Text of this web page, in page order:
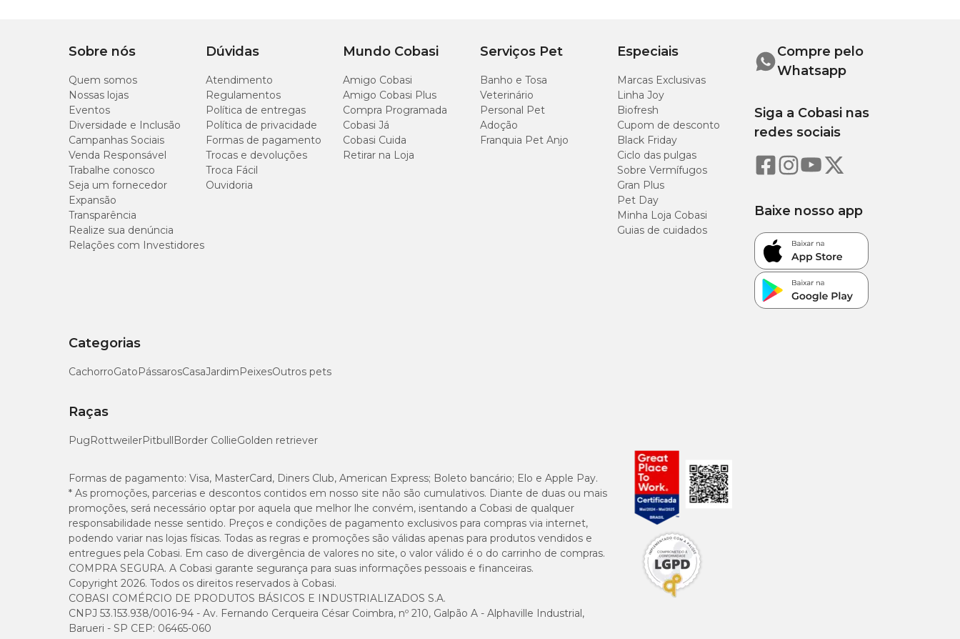
Sobre nós
Quem somos
Nossas lojas
Eventos
Diversidade e Inclusão
Campanhas Sociais
Venda Responsável
Trabalhe conosco
Seja um fornecedor
Expansão
Transparência
Realize sua denúncia
Relações com Investidores
Dúvidas
Atendimento
Regulamentos
Política de entregas
Política de privacidade
Formas de pagamento
Trocas e devoluções
Troca Fácil
Ouvidoria
Mundo Cobasi
Amigo Cobasi
Amigo Cobasi Plus
Compra Programada
Cobasi Já
Cobasi Cuida
Retirar na Loja
Serviços Pet
Banho e Tosa
Veterinário
Personal Pet
Adoção
Franquia Pet Anjo
Especiais
Marcas Exclusivas
Linha Joy
Biofresh
Cupom de desconto
Black Friday
Ciclo das pulgas
Sobre Vermífugos
Gran Plus
Pet Day
Minha Loja Cobasi
Guias de cuidados
Categorias
CachorroGatoPássarosCasaJardimPeixesOutros pets
Raças
PugRottweilerPitbullBorder CollieGolden retriever
Compre pelo
Whatsapp
Siga a Cobasi nas
redes sociais
Baixe nosso app
Formas de pagamento: Visa, MasterCard, Diners Club, American Express; Boleto bancário; Elo e Apple Pay.
* As promoções, parcerias e descontos contidos em nosso site não são cumulativos. Diante de duas ou mais
promoções, será necessário optar por aquela que melhor lhe convém, isentando a Cobasi de qualquer
responsabilidade nesse sentido. Preços e condições de pagamento exclusivos para compras via internet,
podendo variar nas lojas físicas. Todas as regras e promoções são válidas apenas para produtos vendidos e
entregues pela Cobasi. Em caso de divergência de valores no site, o valor válido é o do carrinho de compras.
COMPRA SEGURA. A Cobasi garante segurança para suas informações pessoais e financeiras.
Copyright 2026. Todos os direitos reservados à Cobasi.
COBASI COMÉRCIO DE PRODUTOS BÁSICOS E INDUSTRIALIZADOS S.A.
CNPJ 53.153.938/0016-94 - Av. Fernando Cerqueira César Coimbra, nº 210, Galpão A - Alphaville Industrial,
Barueri - SP CEP: 06465-060